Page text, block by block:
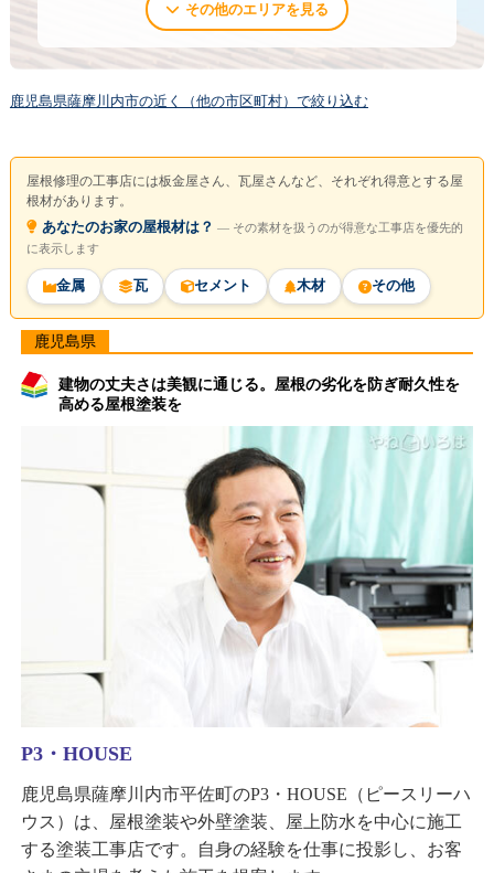
その他のエリアを見る
鹿児島県薩摩川内市の近く（他の市区町村）で絞り込む
屋根修理の工事店には板金屋さん、瓦屋さんなど、それぞれ得意とする屋
根材があります。
あなたのお家の屋根材は？ ― その素材を扱うのが得意な工事店を優先的
に表示します
金属 瓦 セメント 木材 その他
鹿児島県
建物の丈夫さは美観に通じる。屋根の劣化を防ぎ耐久性を
高める屋根塗装を
P3・HOUSE
鹿児島県薩摩川内市平佐町のP3・HOUSE（ピースリーハ
ウス）は、屋根塗装や外壁塗装、屋上防水を中心に施工
する塗装工事店です。自身の経験を仕事に投影し、お客